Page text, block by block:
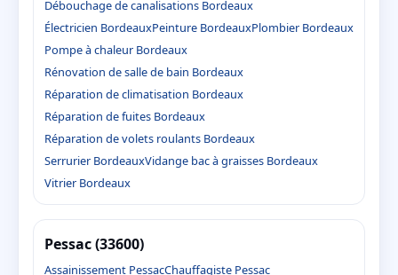
Débouchage de canalisations Bordeaux
Électricien BordeauxPeinture BordeauxPlombier Bordeaux
Pompe à chaleur Bordeaux
Rénovation de salle de bain Bordeaux
Réparation de climatisation Bordeaux
Réparation de fuites Bordeaux
Réparation de volets roulants Bordeaux
Serrurier BordeauxVidange bac à graisses Bordeaux
Vitrier Bordeaux
Pessac (33600)
Assainissement PessacChauffagiste Pessac